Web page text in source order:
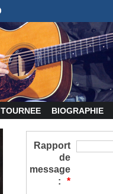
TOURNEE BIOGRAPHIE
Rapport
de
message
:
*